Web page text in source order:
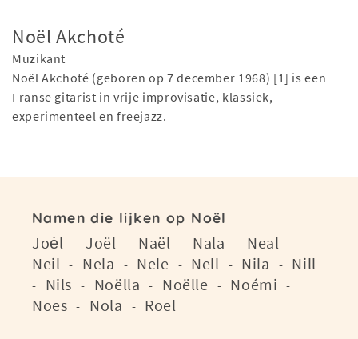
Noël Akchoté
Muzikant
Noël Akchoté (geboren op 7 december 1968) [1] is een
Franse gitarist in vrije improvisatie, klassiek,
experimenteel en freejazz.
Namen die lijken op Noël
Joėl - Joël - Naël - Nala - Neal -
Neil - Nela - Nele - Nell - Nila - Nill
- Nils - Noëlla - Noëlle - Noémi -
Noes - Nola - Roel